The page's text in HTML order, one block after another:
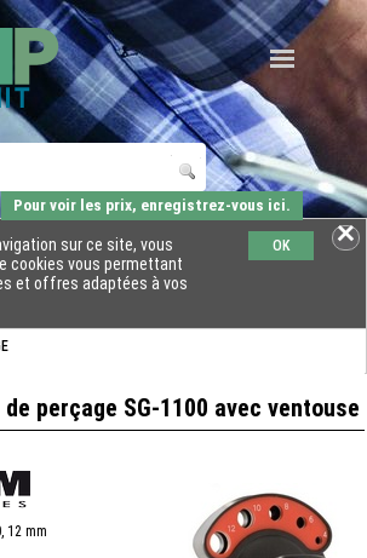
sur ce site, vous
cookies vous permettant
et offres adaptées à vos
OK
Pour voir les prix, enregistrez-vous ici.